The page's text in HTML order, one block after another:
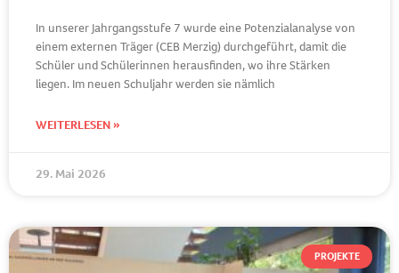
In unserer Jahrgangsstufe 7 wurde eine Potenzialanalyse von
einem externen Träger (CEB Merzig) durchgeführt, damit die
Schüler und Schülerinnen herausfinden, wo ihre Stärken
liegen. Im neuen Schuljahr werden sie nämlich
WEITERLESEN »
29. Mai 2026
PROJEKTE